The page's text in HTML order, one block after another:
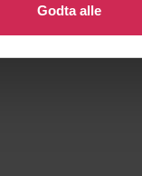
Godta alle